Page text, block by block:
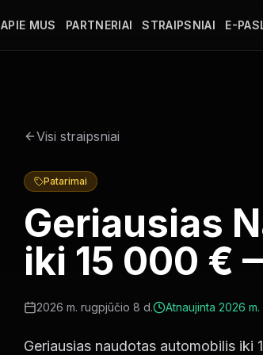
APIE MUS PARTNERIAI STRAIPSNIAI E-
Visi straipsniai
Patarimai
Geriausias
iki 15 000 €
2026 m. rugpjūčio 8 d. Atnaujinta 2026 m.
Geriausias naudotas automobilis